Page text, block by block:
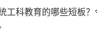
工科教育的哪些短板